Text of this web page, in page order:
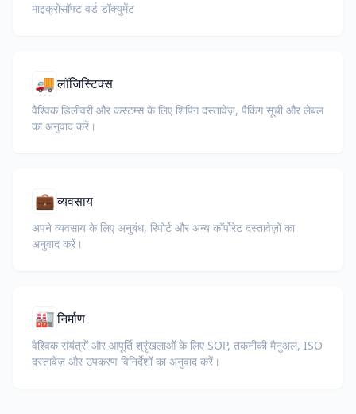
माइक्रोसॉफ्ट वर्ड डॉक्युमेंट
🚚लॉजिस्टिक्स
वैश्विक डिलीवरी और कस्टम्स के लिए शिपिंग दस्तावेज़, पैकिंग सूची और लेबल
का अनुवाद करें।
💼व्यवसाय
अपने व्यवसाय के लिए अनुबंध, रिपोर्ट और अन्य कॉर्पोरेट दस्तावेज़ों का
अनुवाद करें।
🏭निर्माण
वैश्विक संयंत्रों और आपूर्ति श्रृंखलाओं के लिए SOP, तकनीकी मैनुअल, ISO
दस्तावेज़ और उपकरण विनिर्देशों का अनुवाद करें।